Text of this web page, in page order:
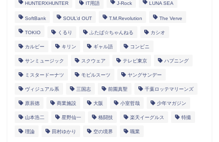
HUNTERXHUNTER IT用語 J-Rock LUNA SEA
SoftBank SOUL’d OUT T.M.Revolution The Verve
TOKIO くるり ふたば☆ちゃんねる カシオ
カルビー キリン ギャル語 コンビニ
サンミュージック スクウェア テレビ東京 ハプニング
ミスタードーナツ モビルスーツ ヤングサンデー
ヴィジュアル系 三国志 前園真聖 千葉ロッテマリーンズ
原辰徳 商業施設 大阪 小室哲哉 少年マガジン
山本浩二 星野仙一 格闘技 楽天イーグルス 特撮
理論 田村ゆかり 空の境界 職業